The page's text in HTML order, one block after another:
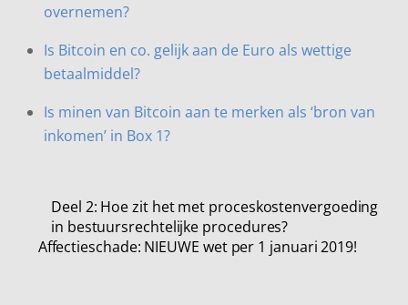
overnemen?
Is Bitcoin en co. gelijk aan de Euro als wettige
betaalmiddel?
Is minen van Bitcoin aan te merken als ‘bron van
inkomen’ in Box 1?
Deel 2: Hoe zit het met proceskostenvergoeding
in bestuursrechtelijke procedures?
Affectieschade: NIEUWE wet per 1 januari 2019!